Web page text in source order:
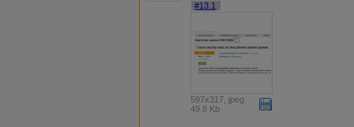
#13.1
597x317, jpeg
49.8 Kb